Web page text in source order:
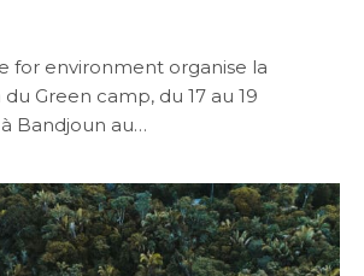
for environment organise la
Green camp, du 17 au 19
Bandjoun au…